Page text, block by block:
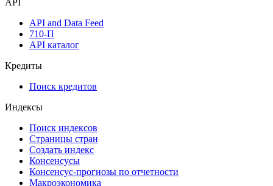
API
API and Data Feed
710-П
API каталог
Кредиты
Поиск кредитов
Индексы
Поиск индексов
Страницы стран
Создать индекс
Консенсусы
Консенсус-прогнозы по отчетности
Макроэкономика